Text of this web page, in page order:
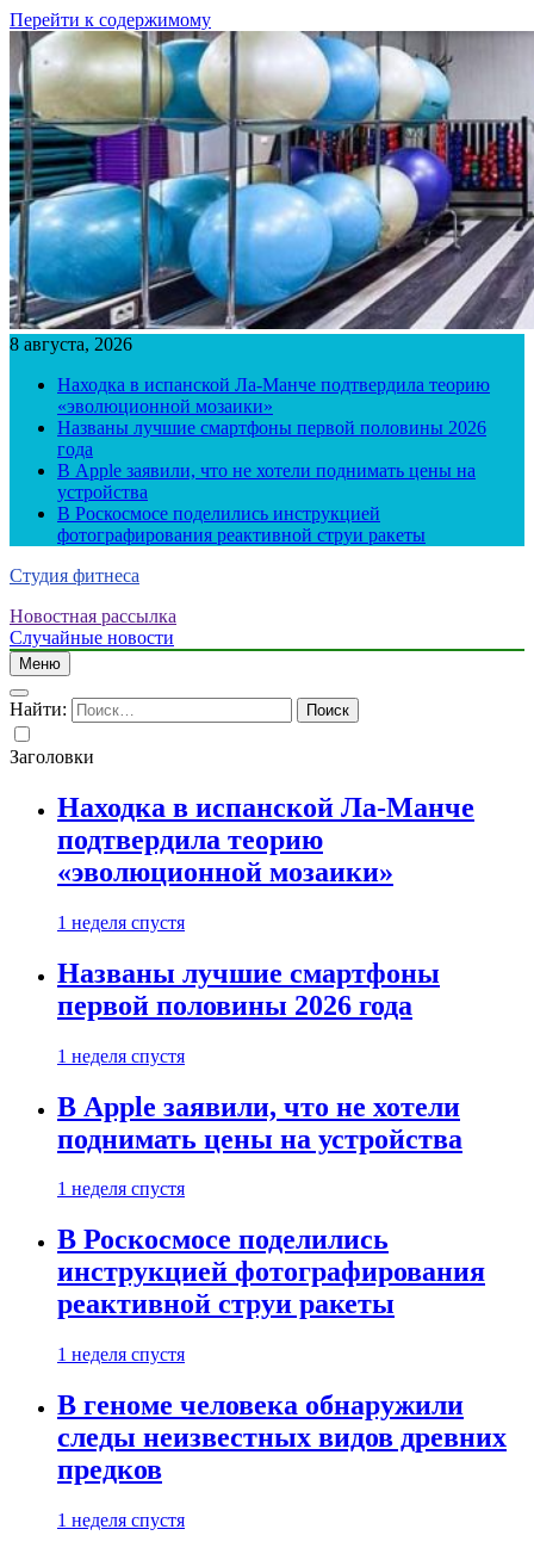
Перейти к содержимому
8 августа, 2026
Находка в испанской Ла-Манче подтвердила теорию
«эволюционной мозаики»
Названы лучшие смартфоны первой половины 2026
года
В Apple заявили, что не хотели поднимать цены на
устройства
В Роскосмосе поделились инструкцией
фотографирования реактивной струи ракеты
Студия фитнеса
Новостная рассылка
Случайные новости
Меню
Найти:
Заголовки
Находка в испанской Ла-Манче
подтвердила теорию
«эволюционной мозаики»
1 неделя спустя
Названы лучшие смартфоны
первой половины 2026 года
1 неделя спустя
В Apple заявили, что не хотели
поднимать цены на устройства
1 неделя спустя
В Роскосмосе поделились
инструкцией фотографирования
реактивной струи ракеты
1 неделя спустя
В геноме человека обнаружили
следы неизвестных видов древних
предков
1 неделя спустя